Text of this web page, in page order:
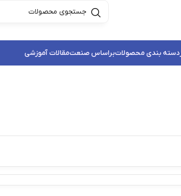
دسته بندی محصولاتبراساس صنعتمقالات آموزشی